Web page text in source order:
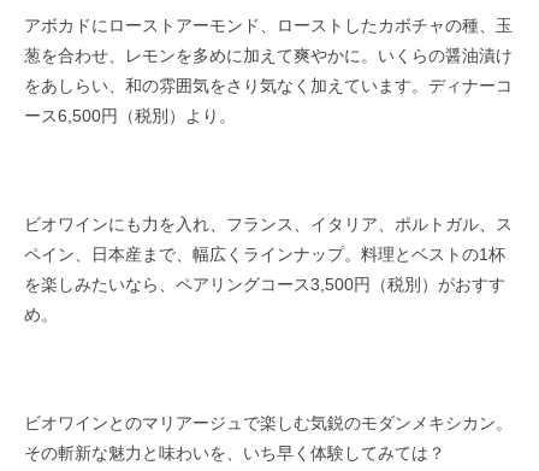
アボカドにローストアーモンド、ローストしたカボチャの種、玉
葱を合わせ、レモンを多めに加えて爽やかに。いくらの醤油漬け
をあしらい、和の雰囲気をさり気なく加えています。ディナーコ
ース6,500円（税別）より。
ビオワインにも力を入れ、フランス、イタリア、ポルトガル、ス
ペイン、日本産まで、幅広くラインナップ。料理とベストの1杯
を楽しみたいなら、ペアリングコース3,500円（税別）がおすす
め。
ビオワインとのマリアージュで楽しむ気鋭のモダンメキシカン。
その斬新な魅力と味わいを、いち早く体験してみては？